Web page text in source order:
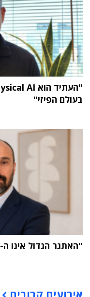
בעולם הפיזי"
"האתגר הגדול אינו ה-AI אלא הטמעתה בארגון"
אירועים קרובים